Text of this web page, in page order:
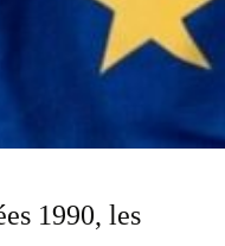
1990, les